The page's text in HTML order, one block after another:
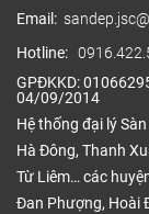
Sàn nhựa
– Kích thước:
– Quy cách:
– Mã màu:
– Ứng dụng:
cũ cần cải
Email:
Hotline:
GPĐKKD:
04/09/2014
Hệ thống đại lý
Hà Đông, Thanh
Từ Liêm… các
Đan Phượng, Hoài